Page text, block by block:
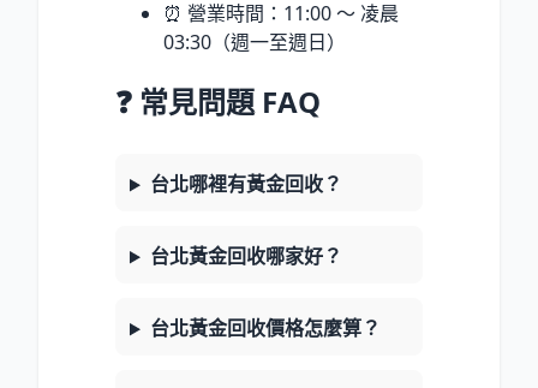
⏰ 營業時間：11:00 ～ 凌晨
03:30（週一至週日）
❓ 常見問題 FAQ
台北哪裡有黃金回收？
台北黃金回收哪家好？
台北黃金回收價格怎麼算？